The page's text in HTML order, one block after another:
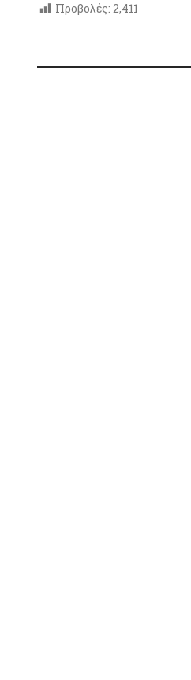
Προβολές: 2,411